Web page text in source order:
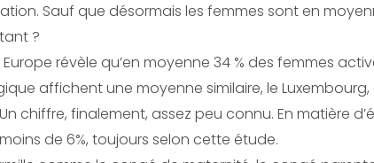
Sauf que désormais les femmes sont en
?
révèle qu’en moyenne 34 % des femmes
affichent une moyenne similaire, le
chiffre, finalement, assez peu connu. En matière
de 6%, toujours selon cette étude.